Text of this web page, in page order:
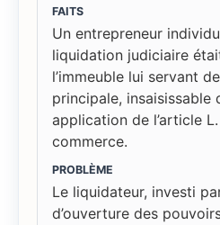
FAITS
Un entrepreneur
liquidation judiciaire
l’immeuble lui servant
principale, insaisissable
application de l’article
commerce.
PROBLÈME
Le liquidateur, investi
d’ouverture des